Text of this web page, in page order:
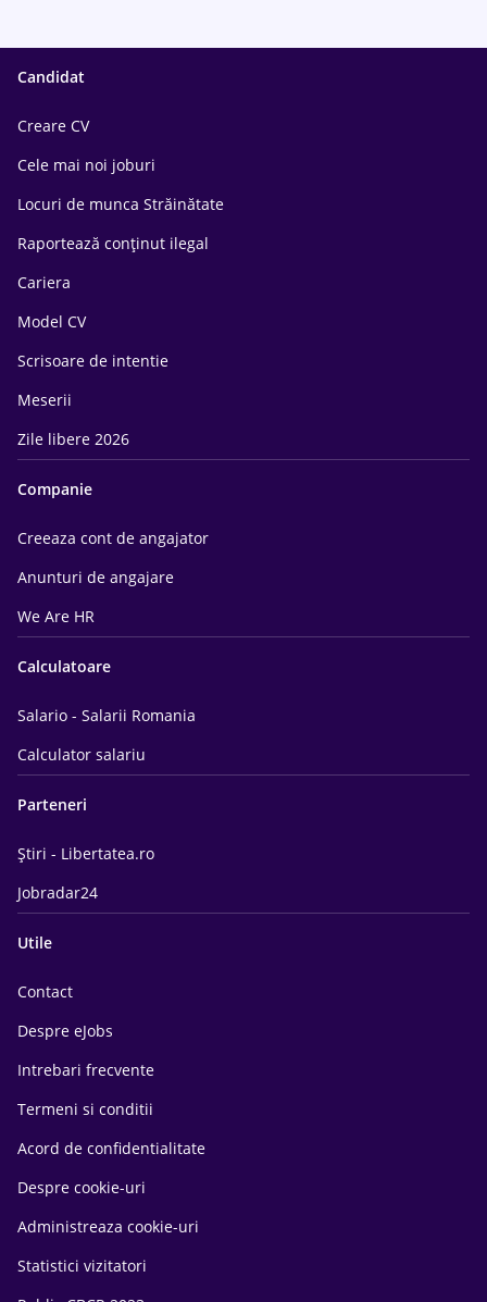
Candidat
Creare CV
Cele mai noi joburi
Locuri de munca Străinătate
Raportează conținut ilegal
Cariera
Model CV
Scrisoare de intentie
Meserii
Zile libere 2026
Companie
Creeaza cont de angajator
Anunturi de angajare
We Are HR
Calculatoare
Salario - Salarii Romania
Calculator salariu
Parteneri
Știri - Libertatea.ro
Jobradar24
Utile
Contact
Despre eJobs
Intrebari frecvente
Termeni si conditii
Acord de confidentialitate
Despre cookie-uri
Administreaza cookie-uri
Statistici vizitatori